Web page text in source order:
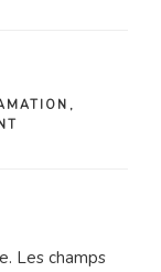
,
Les champs